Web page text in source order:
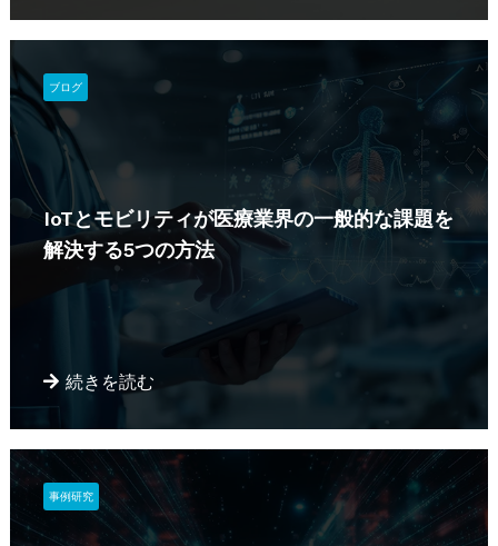
IoTとモビリティが医療業界の一般的な課題を
解決する5つの方法
続きを読む
ブログ
事例研究